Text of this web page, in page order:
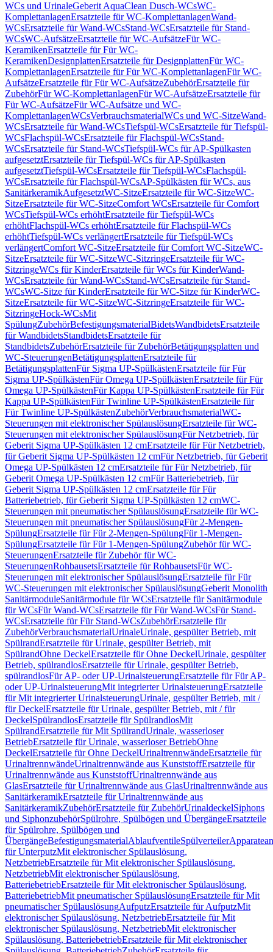
WCs und UrinaleGeberit AquaClean Dusch-WCsWC-
KomplettanlagenErsatzteile für WC-KomplettanlagenWand-
WCsErsatzteile für Wand-WCsStand-WCsErsatzteile für Stand-
WCsWC-AufsätzeErsatzteile für WC-AufsätzeFür WC-
KeramikenErsatzteile für Für WC-
KeramikenDesignplattenErsatzteile für DesignplattenFür WC-
KomplettanlagenErsatzteile für Für WC-KomplettanlagenFür WC-
AufsätzeErsatzteile für Für WC-AufsätzeZubehörErsatzteile für
ZubehörFür WC-KomplettanlagenFür WC-AufsätzeErsatzteile für
Für WC-AufsätzeFür WC-Aufsätze und WC-
KomplettanlagenWCsVerbrauchsmaterialWCs und WC-SitzeWand-
WCsErsatzteile für Wand-WCsTiefspül-WCsErsatzteile für Tiefspül-
WCsFlachspül-WCsErsatzteile für Flachspül-WCsStand-
WCsErsatzteile für Stand-WCsTiefspül-WCs für AP-Spülkasten
aufgesetztErsatzteile für Tiefspül-WCs für AP-Spülkasten
aufgesetztTiefspül-WCsErsatzteile für Tiefspül-WCsFlachspül-
WCsErsatzteile für Flachspül-WCsAP-Spülkästen für WCs, aus
SanitärkeramikAufgesetztWC-SitzeErsatzteile für WC-SitzeWC-
SitzeErsatzteile für WC-SitzeComfort WCsErsatzteile für Comfort
WCsTiefspül-WCs erhöhtErsatzteile für Tiefspül-WCs
erhöhtFlachspül-WCs erhöhtErsatzteile für Flachspül-WCs
erhöhtTiefspül-WCs verlängertErsatzteile für Tiefspül-WCs
verlängertComfort WC-SitzeErsatzteile für Comfort WC-SitzeWC-
SitzeErsatzteile für WC-SitzeWC-SitzringeErsatzteile für WC-
SitzringeWCs für KinderErsatzteile für WCs für KinderWand-
WCsErsatzteile für Wand-WCsStand-WCsErsatzteile für Stand-
WCsWC-Sitze für KinderErsatzteile für WC-Sitze für KinderWC-
SitzeErsatzteile für WC-SitzeWC-SitzringeErsatzteile für WC-
SitzringeHock-WCsMit
SpülungZubehörBefestigungsmaterialBidetsWandbidetsErsatzteile
für WandbidetsStandbidetsErsatzteile für
StandbidetsZubehörErsatzteile für ZubehörBetätigungsplatten und
WC-SteuerungenBetätigungsplattenErsatzteile für
BetätigungsplattenFür Sigma UP-SpülkästenErsatzteile für Für
Sigma UP-SpülkästenFür Omega UP-SpülkästenErsatzteile für Für
Omega UP-SpülkästenFür Kappa UP-SpülkästenErsatzteile für Für
Kappa UP-SpülkästenFür Twinline UP-SpülkästenErsatzteile für
Für Twinline UP-SpülkästenZubehörVerbrauchsmaterialWC-
Steuerungen mit elektronischer SpülauslösungErsatzteile für WC-
Steuerungen mit elektronischer SpülauslösungFür Netzbetrieb, für
Geberit Sigma UP-Spülkästen 12 cmErsatzteile für Für Netzbetrieb,
für Geberit Sigma UP-Spülkästen 12 cmFür Netzbetrieb, für Geberit
Omega UP-Spülkästen 12 cmErsatzteile für Für Netzbetrieb, für
Geberit Omega UP-Spülkästen 12 cmFür Batteriebetrieb, für
Geberit Sigma UP-Spülkästen 12 cmErsatzteile für Für
Batteriebetrieb, für Geberit Sigma UP-Spülkästen 12 cmWC-
Steuerungen mit pneumatischer SpülauslösungErsatzteile für WC-
Steuerungen mit pneumatischer SpülauslösungFür 2-Mengen-
SpülungErsatzteile für Für 2-Mengen-SpülungFür 1-Mengen-
SpülungErsatzteile für Für 1-Mengen-SpülungZubehör für WC-
SteuerungenErsatzteile für Zubehör für WC-
SteuerungenRohbausetsErsatzteile für RohbausetsFür WC-
Steuerungen mit elektronischer SpülauslösungErsatzteile für Für
WC-Steuerungen mit elektronischer SpülauslösungGeberit Monolith
SanitärmoduleSanitärmodule für WCsErsatzteile für Sanitärmodule
für WCsFür Wand-WCsErsatzteile für Für Wand-WCsFür Stand-
WCsErsatzteile für Für Stand-WCsZubehörErsatzteile für
ZubehörVerbrauchsmaterialUrinaleUrinale, gespülter Betrieb, mit
SpülrandErsatzteile für Urinale, gespülter Betrieb, mit
SpülrandOhne DeckelErsatzteile für Ohne DeckelUrinale, gespülter
Betrieb, spülrandlosErsatzteile für Urinale, gespülter Betrieb,
spülrandlosFür AP- oder UP-UrinalsteuerungErsatzteile für Für AP-
oder UP-UrinalsteuerungMit integrierter UrinalsteuerungErsatzteile
für Mit integrierter UrinalsteuerungUrinale, gespülter Betrieb, mit /
für DeckelErsatzteile für Urinale, gespülter Betrieb, mit / für
DeckelSpülrandlosErsatzteile für SpülrandlosMit
SpülrandErsatzteile für Mit SpülrandUrinale, wasserloser
BetriebErsatzteile für Urinale, wasserloser BetriebOhne
DeckelErsatzteile für Ohne DeckelUrinaltrennwändeErsatzteile für
UrinaltrennwändeUrinaltrennwände aus KunststoffErsatzteile für
Urinaltrennwände aus KunststoffUrinaltrennwände aus
GlasErsatzteile für Urinaltrennwände aus GlasUrinaltrennwände aus
SanitärkeramikErsatzteile für Urinaltrennwände aus
SanitärkeramikZubehörErsatzteile für ZubehörUrinaldeckelSiphons
und SiphonzubehörSpülrohre, Spülbögen und ÜbergängeErsatzteile
für Spülrohre, Spülbögen und
ÜbergängeBefestigungsmaterialAblaufventileSpülverteiler
für UnterputzMit elektronischer Spülauslösung,
NetzbetriebErsatzteile für Mit elektronischer Spülauslösung,
NetzbetriebMit elektronischer Spülauslösung,
BatteriebetriebErsatzteile für Mit elektronischer Spülauslösung,
BatteriebetriebMit pneumatischer SpülauslösungErsatzteile für Mit
pneumatischer SpülauslösungAufputzErsatzteile für AufputzMit
elektronischer Spülauslösung, NetzbetriebErsatzteile für Mit
elektronischer Spülauslösung, NetzbetriebMit elektronischer
Spülauslösung, BatteriebetriebErsatzteile für Mit elektronischer